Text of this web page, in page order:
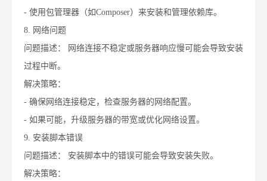
- 使用包管理器（如Composer）来安装和管理依赖库。
8. 网络问题
问题描述： 网络连接不稳定或服务器响应慢可能会导致安装
过程中断。
解决策略：
- 确保网络连接稳定，检查服务器的网络配置。
- 如果可能，升级服务器的带宽或优化网络设置。
9. 安装脚本错误
问题描述： 安装脚本中的错误可能会导致安装失败。
解决策略：